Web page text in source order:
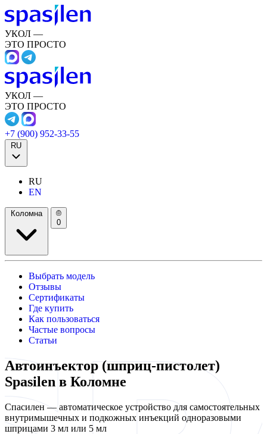
УКОЛ —
ЭТО ПРОСТО
УКОЛ —
ЭТО ПРОСТО
+7 (900) 952-33-55
RU
RU
EN
Коломна
0
Выбрать модель
Отзывы
Сертификаты
Где купить
Как пользоваться
Частые вопросы
Статьи
Автоинъектор (шприц-пистолет)
Spasilen в Коломне
Спасилен — автоматическое устройство для самостоятельных
внутримышечных и подкожных инъекций одноразовыми
шприцами 3 мл или 5 мл